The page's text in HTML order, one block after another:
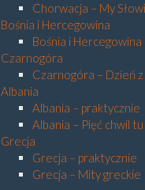
Chorwacja – My
Bośnia i Hercegowina
Bośnia i Hercegowina
Czarnogóra
Czarnogóra – Dzień
Albania
Albania – praktycznie
Albania – Pięć chwil
Grecja
Grecja – praktycznie
Grecja – Mity greckie